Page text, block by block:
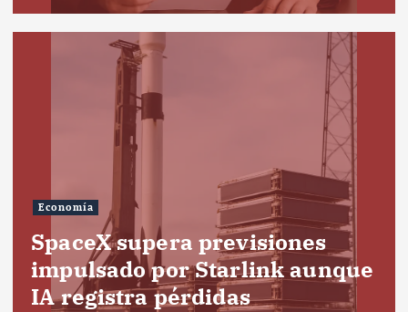
Economía
SpaceX supera previsiones
impulsado por Starlink aunque
IA registra pérdidas